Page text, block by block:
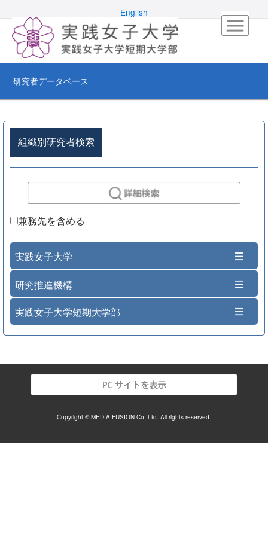
English
研究者データベース
組織別研究者検索
兼務先を含める
実践女子大学
研究推進機構
実践女子大学短期大学部
Copyright © MEDIA FUSION Co.,Ltd. All rights reserved.